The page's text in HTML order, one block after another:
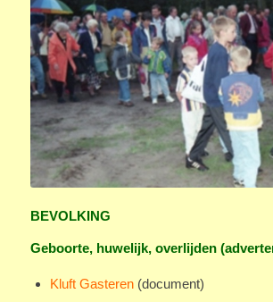
BEVOLKING
Geboorte, huwelijk, overlijden
Kluft Gasteren(document)